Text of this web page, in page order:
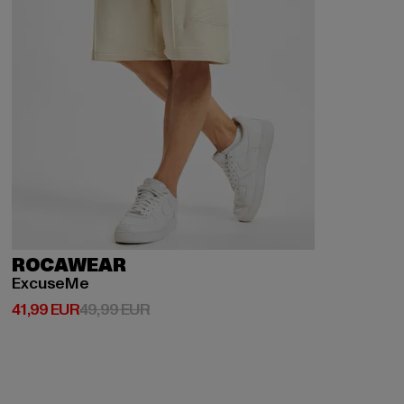
ROCAWEAR
ExcuseMe
41,99 EUR
Derzeitiger Preis: 41,99 EUR
49,99 EURAktionspreis: 49,99 EUR